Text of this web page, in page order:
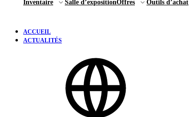
Inventaire Salle d’expositionOffres Outils d’achat
ACCUEIL
ACTUALITÉS